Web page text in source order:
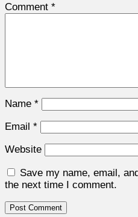
Comment *
Name *
Email *
Website
Save my name, email,
the next time I comment.